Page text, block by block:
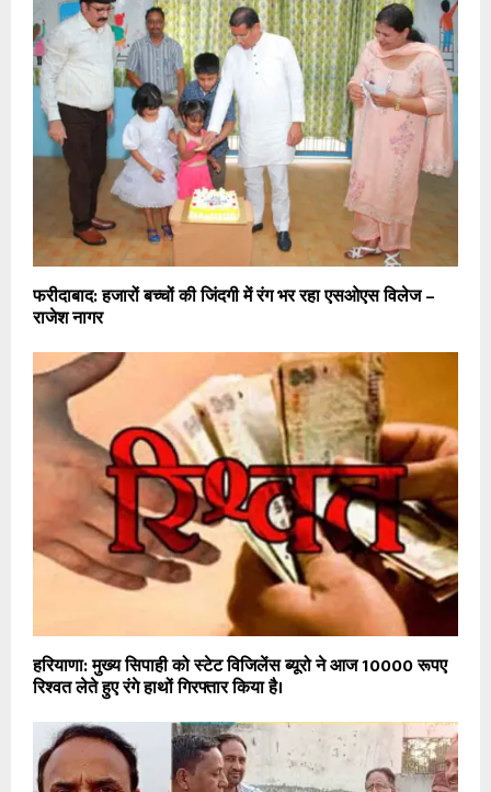
फरीदाबाद: हजारों बच्चों की जिंदगी में रंग भर रहा एसओएस विलेज –
राजेश नागर
हरियाणा: मुख्य सिपाही को स्टेट विजिलेंस ब्यूरो ने आज 10000 रूपए
रिश्वत लेते हुए रंगे हाथों गिरफ्तार किया है।